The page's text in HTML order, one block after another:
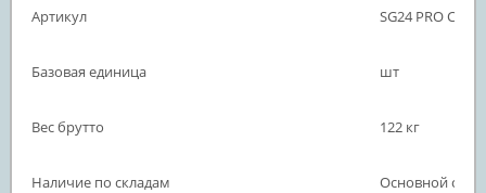
Артикул SG24 PRO CFG
Базовая единица шт
Вес брутто 122 кг
Наличие по складам Основной